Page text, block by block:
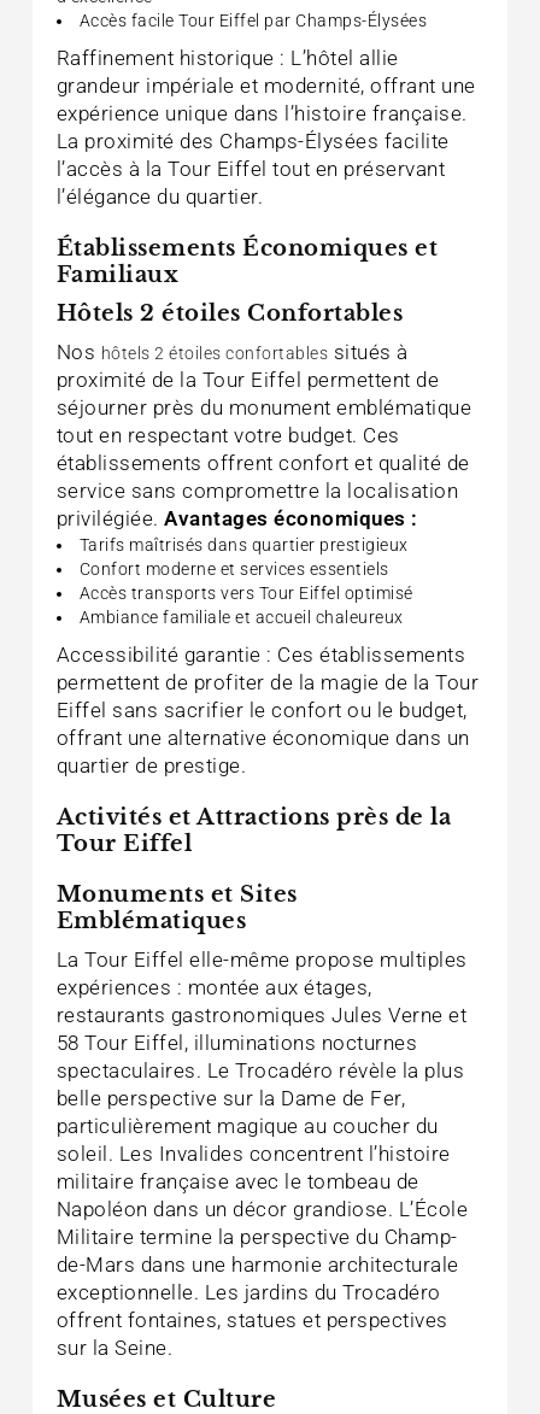
Accès facile Tour Eiffel par Champs-Élysées
Raffinement historique : L’hôtel allie
grandeur impériale et modernité, offrant une
expérience unique dans l’histoire française.
La proximité des Champs-Élysées facilite
l’accès à la Tour Eiffel tout en préservant
l’élégance du quartier.
Établissements Économiques et
Familiaux
Hôtels 2 étoiles Confortables
Nos hôtels 2 étoiles confortables situés à
proximité de la Tour Eiffel permettent de
séjourner près du monument emblématique
tout en respectant votre budget. Ces
établissements offrent confort et qualité de
service sans compromettre la localisation
privilégiée.Avantages économiques :
Tarifs maîtrisés dans quartier prestigieux
Confort moderne et services essentiels
Accès transports vers Tour Eiffel optimisé
Ambiance familiale et accueil chaleureux
Accessibilité garantie : Ces établissements
permettent de profiter de la magie de la Tour
Eiffel sans sacrifier le confort ou le budget,
offrant une alternative économique dans un
quartier de prestige.
Activités et Attractions près de la
Tour Eiffel
Monuments et Sites
Emblématiques
La Tour Eiffel elle-même propose multiples
expériences : montée aux étages,
restaurants gastronomiques Jules Verne et
58 Tour Eiffel, illuminations nocturnes
spectaculaires. Le Trocadéro révèle la plus
belle perspective sur la Dame de Fer,
particulièrement magique au coucher du
soleil. Les Invalides concentrent l’histoire
militaire française avec le tombeau de
Napoléon dans un décor grandiose. L’École
Militaire termine la perspective du Champ-
de-Mars dans une harmonie architecturale
exceptionnelle. Les jardins du Trocadéro
offrent fontaines, statues et perspectives
sur la Seine.
Musées et Culture